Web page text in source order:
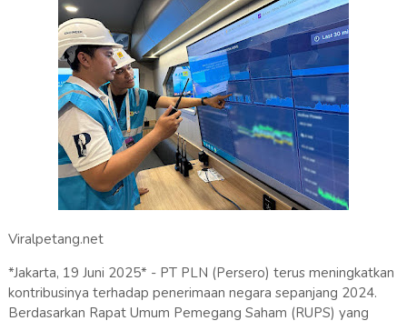
Viralpetang.net
*Jakarta, 19 Juni 2025* - PT PLN (Persero) terus meningkatkan
kontribusinya terhadap penerimaan negara sepanjang 2024.
Berdasarkan Rapat Umum Pemegang Saham (RUPS) yang